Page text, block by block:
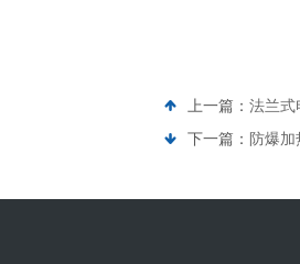
上一篇： 法兰式
下一篇： 防爆